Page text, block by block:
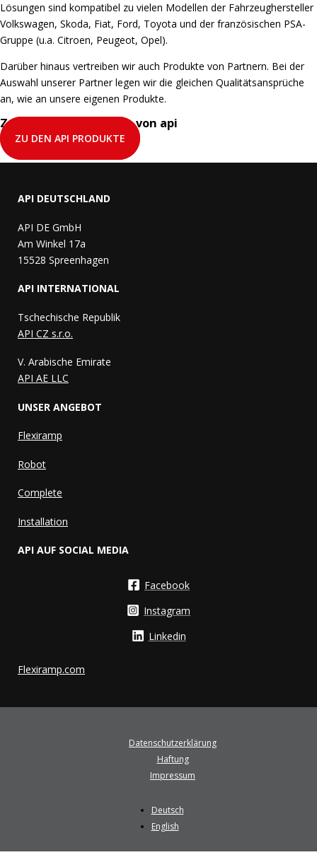
Lösungen sind kompatibel zu vielen Modellen der Fahrzeughersteller
Volkswagen, Skoda, Fiat, Ford, Toyota und der französischen PSA-
Gruppe (u.a. Citroen, Peugeot, Opel).
Darüber hinaus vertreiben wir auch Produkte von Partnern. Bei der
Auswahl unserer Partner legen wir die gleichen Qualitätsansprüche
an, wie an unsere eigenen Produkte.
Zuverlässige Produkte von api
ZU DEN API PRODUKTE
API DEUTSCHLAND
API DE GmbH
Am Winkel 17a
15528 Spreenhagen
API INTERNATIONAL
Tschechische Republik
API CZ s.r.o.
V. Arabische Emirate
API AE LLC
UNSER ANGEBOT
Flexiramp
Robot
Complete
Installation
API AUF SOCIAL MEDIA
Facebook
Instagram
Linkedin
Flexiramp.com
Datenschutzerklärung
Haftung
Impressum
Deutsch
English